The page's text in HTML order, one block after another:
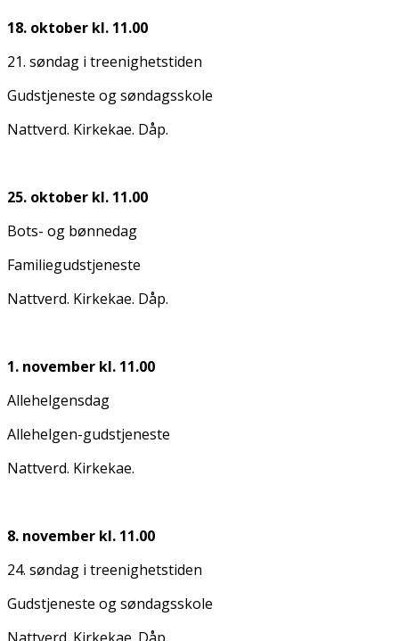
18. oktober kl. 11.00
21. søndag i treenighetstiden
Gudstjeneste og søndagsskole
Nattverd. Kirkekaffe. Dåp.
25. oktober kl. 11.00
Bots- og bønnedag
Familiegudstjeneste
Nattverd. Kirkekaffe. Dåp.
1. november kl. 11.00
Allehelgensdag
Allehelgen-gudstjeneste
Nattverd. Kirkekaffe.
8. november kl. 11.00
24. søndag i treenighetstiden
Gudstjeneste og søndagsskole